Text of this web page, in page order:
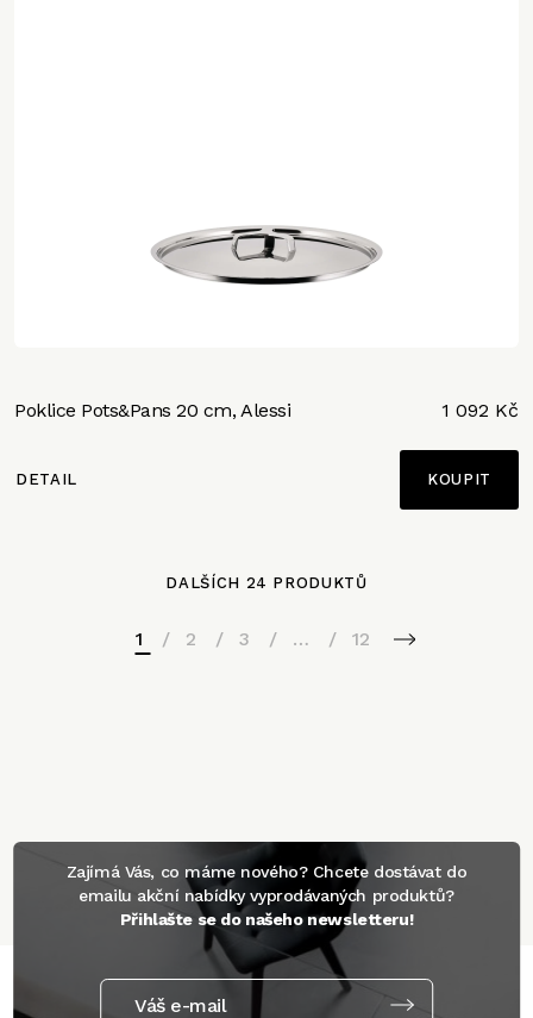
Poklice Pots&Pans 20 cm, Alessi 1 092 Kč
DETAIL
DALŠÍCH 24 PRODUKTŮ
1 2 3 … 12
Zajímá Vás, co máme nového? Chcete dostávat do
emailu akční nabídky vyprodávaných produktů?
Přihlašte se do našeho newsletteru!
Váš e-mail